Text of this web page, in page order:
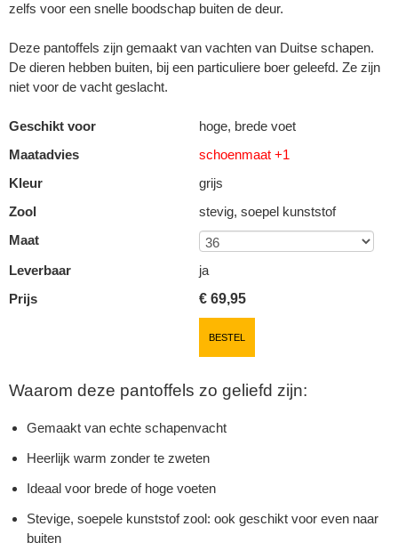
zelfs voor een snelle boodschap buiten de deur.
Deze pantoffels zijn gemaakt van vachten van Duitse schapen.
De dieren hebben buiten, bij een particuliere boer geleefd. Ze zijn
niet voor de vacht geslacht.
Geschikt voor
hoge, brede voet
Maatadvies
schoenmaat +1
Kleur
grijs
Zool
stevig, soepel kunststof
Maat
Leverbaar
ja
Prijs
€ 69,95
BESTEL
Waarom deze pantoffels zo geliefd zijn:
Gemaakt van echte schapenvacht
Heerlijk warm zonder te zweten
Ideaal voor brede of hoge voeten
Stevige, soepele kunststof zool: ook geschikt voor even naar
buiten